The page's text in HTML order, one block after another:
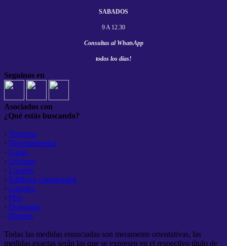
SABADOS
9 A 12.30
Consultas al WhatsApp
todos los días!
Seguinos en
Asociados con
¿Qué estás buscando?
· Terrenos
· Departamentos
· Casas
· Oficinas
· Locales
· Edificios comerciales
· Garages
· PHs
· Depositos
· Hoteles
Todas las medidas enunciadas son meramente orientativas, las
medidas exactas serán las que se expresen en el respectivo título de